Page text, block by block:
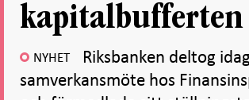
kapitalbufferten
NYHET
Riksbanken deltog
samverkansmöte hos